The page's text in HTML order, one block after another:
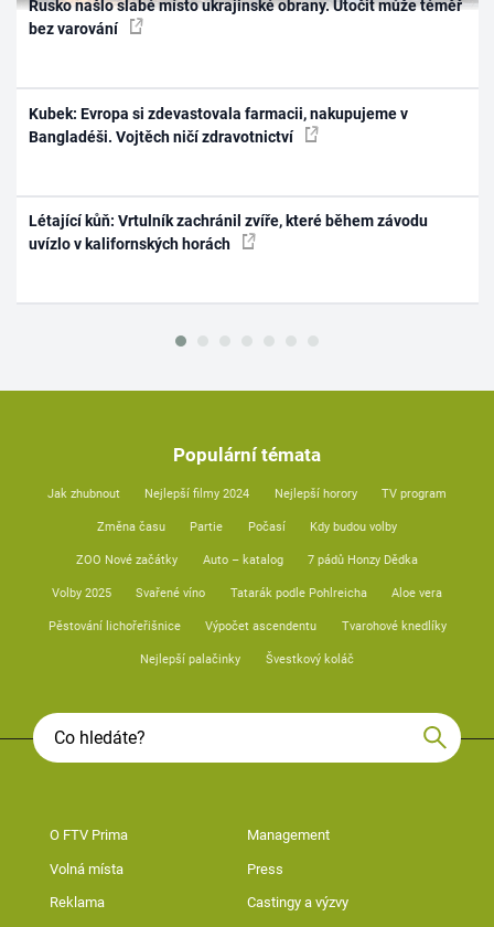
Rusko našlo slabé místo ukrajinské obrany. Útočit může téměř
bez varování
Kubek: Evropa si zdevastovala farmacii, nakupujeme v
Bangladéši. Vojtěch ničí zdravotnictví
Létající kůň: Vrtulník zachránil zvíře, které během závodu
uvízlo v kalifornských horách
Populární témata
Jak zhubnout Nejlepší filmy 2024 Nejlepší horory TV program
Změna času Partie Počasí Kdy budou volby
ZOO Nové začátky Auto – katalog 7 pádů Honzy Dědka
Volby 2025 Svařené víno Tatarák podle Pohlreicha Aloe vera
Pěstování lichořeřišnice Výpočet ascendentu Tvarohové knedlíky
Nejlepší palačinky Švestkový koláč
O FTV Prima Management
Volná místa Press
Reklama Castingy a výzvy